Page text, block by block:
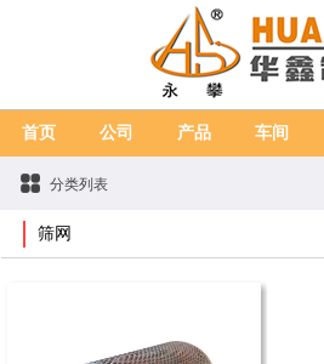
首页 公司 产品 车间
分类列表
筛网